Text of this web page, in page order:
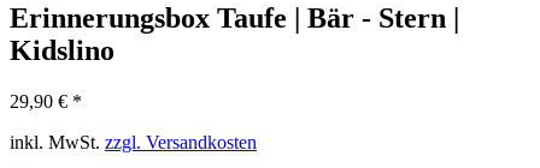
Erinnerungsbox Taufe | Bär - Stern |
Kidslino
29,90 € *
inkl. MwSt. zzgl. Versandkosten